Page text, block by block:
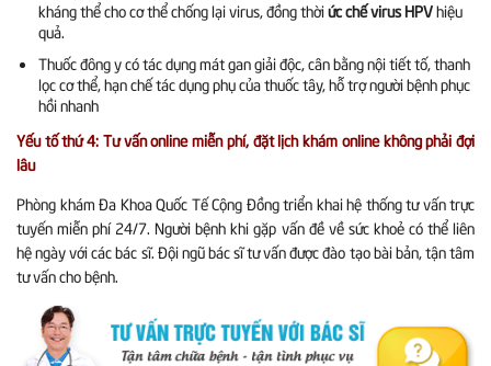
kháng thể cho cơ thể chống lại virus, đồng thờiức chế virus HPVhiệu
quả.
Thuốc đông y có tác dụng mát gan giải độc, cân bằng nội tiết tố, thanh
lọc cơ thể, hạn chế tác dụng phụ của thuốc tây, hỗ trợ người bệnh phục
hồi nhanh
Yếu tố thứ 4: Tư vấn online miễn phí, đặt lịch khám online không phải đợi
lâu
Phòng khám Đa Khoa Quốc Tế Cộng Đồng triển khai hệ thống tư vấn trực
tuyến miễn phí 24/7. Người bệnh khi gặp vấn đề về sức khoẻ có thể liên
hệ ngày với các bác sĩ. Đội ngũ bác sĩ tư vấn được đào tạo bài bản, tận tâm
tư vấn cho bệnh.